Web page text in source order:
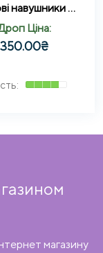
Дротові навушники CRASH Pro GM013 ігрові з мікрофоном Чорний
Ціна:
350.00₴
магазину